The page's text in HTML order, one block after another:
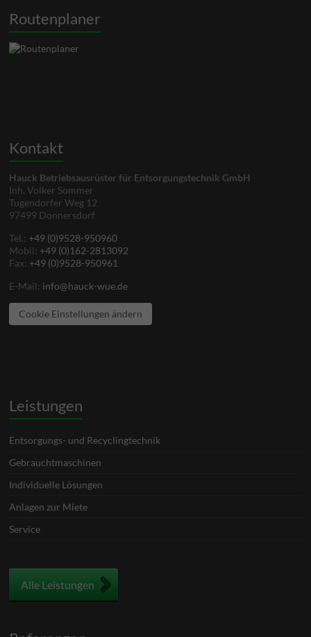
Routenplaner
Kontakt
Hauck Betriebsausrüster für Entsorgungstechnik GmbH
Inh. Volker Sommer
Tugendorfer Weg 12
97499 Donnersdorf
Tel.: +49 (0)9528-950960
Mobil: +49 (0)162-2813092
Fax: +49 (0)9528-950961
E-Mail: info@hauck-wue.de
Cookie Einstellungen ändern
Leistungen
Entsorgungs- und Recyclingtechnik
Gebrauchtmaschinen
Individuelle Lösungen
Anlagen zur Miete
Service
Alle Leistungen